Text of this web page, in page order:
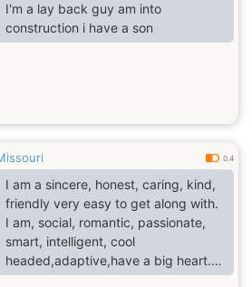
I'm a lay back guy am into
construction i have a son
0.4
I am a sincere, honest, caring, kind,
friendly very easy to get along with.
I am, social, romantic, passionate,
smart, intelligent, cool
headed,adaptive,have a big heart.
And i do believe in the truth and